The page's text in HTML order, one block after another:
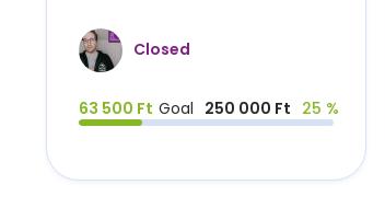
Closed
63 500 Ft Goal 250 000 Ft 25 %